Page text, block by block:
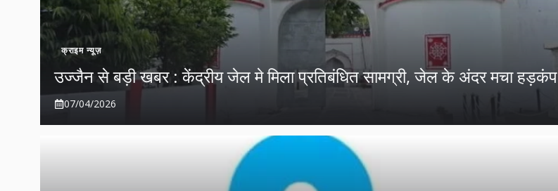
क्राइम न्यूज़
उज्जैन से बड़ी खबर : केंद्रीय जेल मे मिला प्रतिबंधित सामग्री, जेल के अंदर मचा हड़कंप
07/04/2026